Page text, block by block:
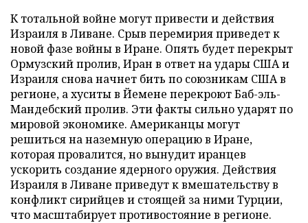
К тотальной войне могут привести и действия
Израиля в Ливане. Срыв перемирия приведет к
новой фазе войны в Иране. Опять будет перекрыт
Ормузский пролив, Иран в ответ на удары США и
Израиля снова начнет бить по союзникам США в
регионе, а хуситы в Йемене перекроют Баб-эль-
Мандебский пролив. Эти факты сильно ударят по
мировой экономике. Американцы могут
решиться на наземную операцию в Иране,
которая провалится, но вынудит иранцев
ускорить создание ядерного оружия. Действия
Израиля в Ливане приведут к вмешательству в
конфликт сирийцев и стоящей за ними Турции,
что масштабирует противостояние в регионе.